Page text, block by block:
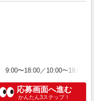
9:00〜18:00／10:00〜
応募画面へ進む
かんたん3ステップ！